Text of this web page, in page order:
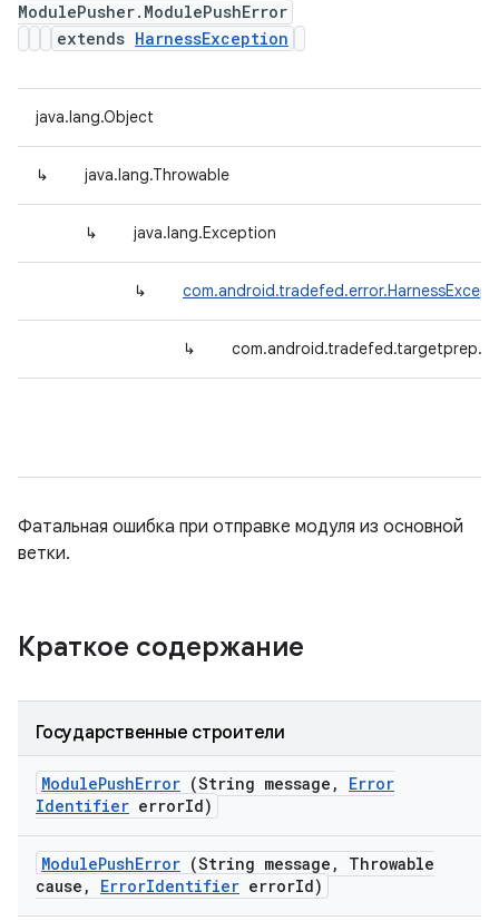
ModulePusher.ModulePushError
extends HarnessException
java.lang.Object
↳ java.lang.Throwable
↳ java.lang.Exception
↳
↳
Фатальная ошибка при отправке модуля из основной
ветки.
Краткое содержание
Государственные строители
ModulePushError (String message ,
Error
Identifier errorId)
ModulePushError (String message ,
Throwable
cause , ErrorIdentifier errorId)